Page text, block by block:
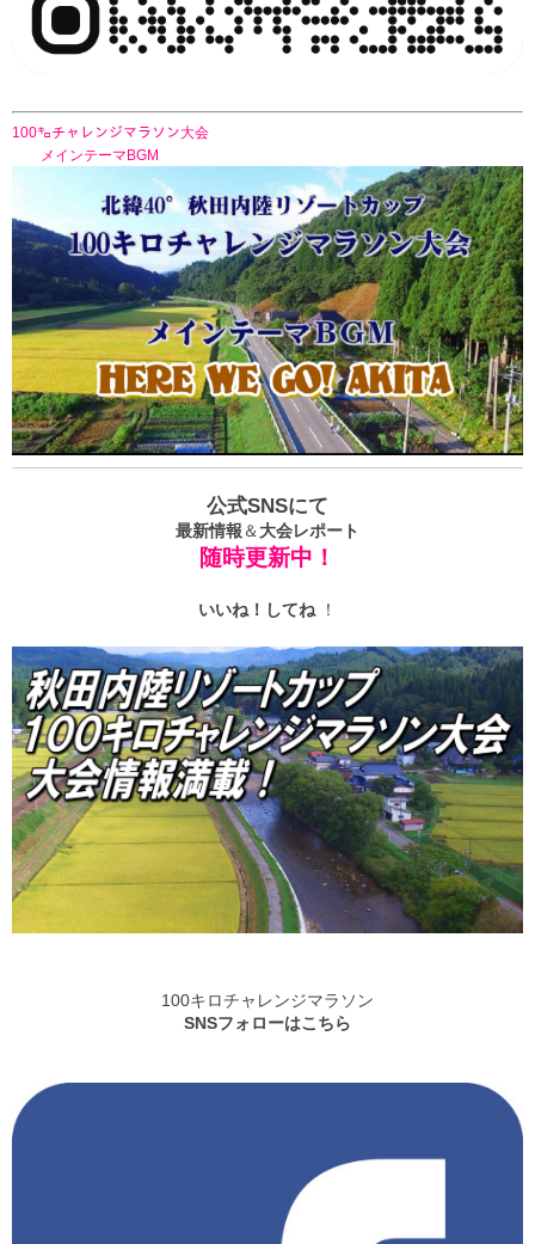
100㌔チャレンジマラソン大会
メインテーマBGM
公式SNSにて
最新情報 ＆ 大会レポート
随時更新中！
いいね！ してね ！
100キロチャレンジマラソン
SNSフォローはこちら